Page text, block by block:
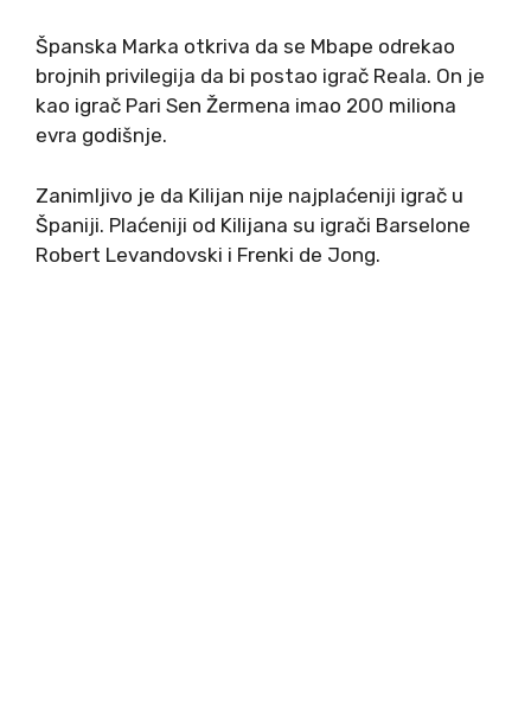
Španska Marka otkriva da se Mbape odrekao
brojnih privilegija da bi postao igrač Reala. On je
kao igrač Pari Sen Žermena imao 200 miliona
evra godišnje.
Zanimljivo je da Kilijan nije najplaćeniji igrač u
Španiji. Plaćeniji od Kilijana su igrači Barselone
Robert Levandovski i Frenki de Jong.